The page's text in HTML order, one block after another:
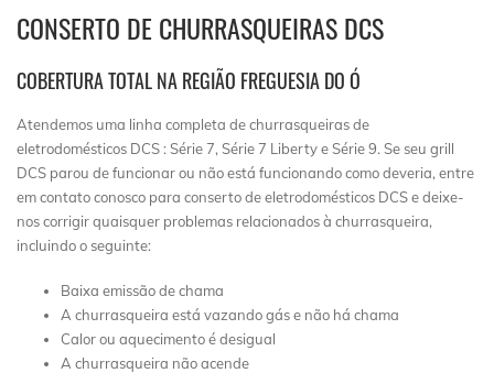
CONSERTO DE CHURRASQUEIRAS DCS
COBERTURA TOTAL NA REGIÃO FREGUESIA DO Ó
Atendemos uma linha completa de churrasqueiras de
eletrodomésticos DCS : Série 7, Série 7 Liberty e Série 9. Se seu grill
DCS parou de funcionar ou não está funcionando como deveria, entre
em contato conosco para conserto de eletrodomésticos DCS e deixe-
nos corrigir quaisquer problemas relacionados à churrasqueira,
incluindo o seguinte:
Baixa emissão de chama
A churrasqueira está vazando gás e não há chama
Calor ou aquecimento é desigual
A churrasqueira não acende